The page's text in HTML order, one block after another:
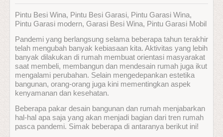
Pintu Besi Wina, Pintu Besi Garasi, Pintu Garasi Wina,
Pintu Garasi modern, Garasi Besi Wina, Pintu Garasi Mobil
Pandemi yang berlangsung selama beberapa tahun terakhir
telah mengubah banyak kebiasaan kita. Aktivitas yang lebih
banyak dilakukan di rumah membuat orientasi masyarakat
saat membeli, membangun dan mendesain rumah juga ikut
mengalami perubahan. Selain mengedepankan estetika
bangunan, orang-orang juga kini mementingkan aspek
kenyamanan dan kesehatan.
Beberapa pakar desain bangunan dan rumah menjabarkan
hal-hal apa saja yang akan menjadi bagian dari tren rumah
pasca pandemi. Simak beberapa di antaranya berikut ini!